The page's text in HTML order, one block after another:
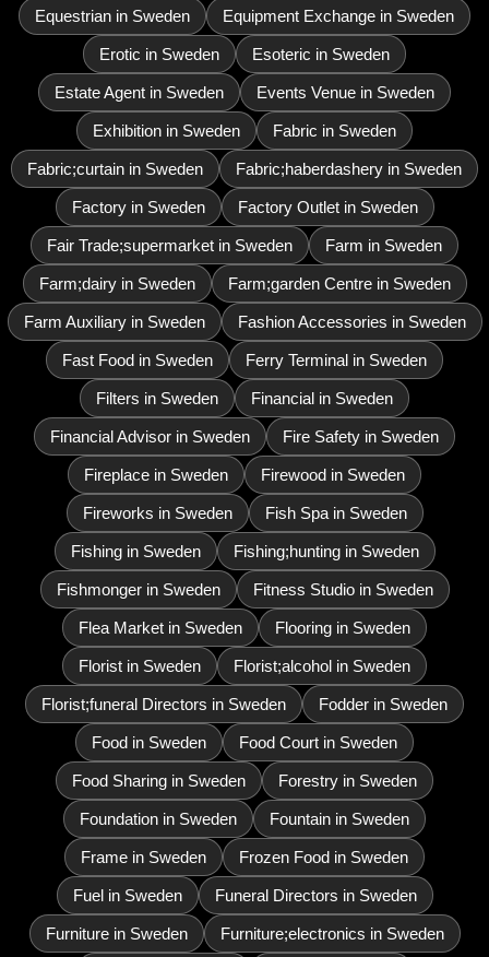
Equestrian in Sweden Equipment Exchange in Sweden
Erotic in Sweden Esoteric in Sweden
Estate Agent in Sweden Events Venue in Sweden
Exhibition in Sweden Fabric in Sweden
Fabric;curtain in Sweden Fabric;haberdashery in Sweden
Factory in Sweden Factory Outlet in Sweden
Fair Trade;supermarket in Sweden Farm in Sweden
Farm;dairy in Sweden Farm;garden Centre in Sweden
Farm Auxiliary in Sweden Fashion Accessories in Sweden
Fast Food in Sweden Ferry Terminal in Sweden
Filters in Sweden Financial in Sweden
Financial Advisor in Sweden Fire Safety in Sweden
Fireplace in Sweden Firewood in Sweden
Fireworks in Sweden Fish Spa in Sweden
Fishing in Sweden Fishing;hunting in Sweden
Fishmonger in Sweden Fitness Studio in Sweden
Flea Market in Sweden Flooring in Sweden
Florist in Sweden Florist;alcohol in Sweden
Florist;funeral Directors in Sweden Fodder in Sweden
Food in Sweden Food Court in Sweden
Food Sharing in Sweden Forestry in Sweden
Foundation in Sweden Fountain in Sweden
Frame in Sweden Frozen Food in Sweden
Fuel in Sweden Funeral Directors in Sweden
Furniture in Sweden Furniture;electronics in Sweden